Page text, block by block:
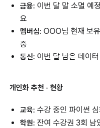
금융: 이번 달 말 소멸 예
요
멤버십: OOO님 현재 보
중
통신: 이번 달 남은 데이
개인화 추천 · 현황
교육: 수강 중인 파이썬
학원: 잔여 수강권 3회 남